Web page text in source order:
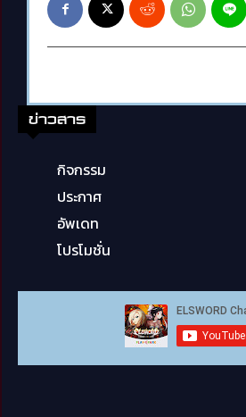
ข่าวสาร
กิจกรรม
ประกาศ
อัพเดท
โปรโมชั่น